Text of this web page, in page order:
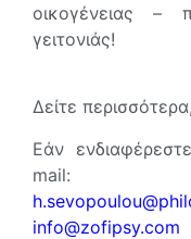
οικογένειας –
γειτονιάς!
Δείτε περισσότερα,
Εάν
mail:
info@zofipsy.com